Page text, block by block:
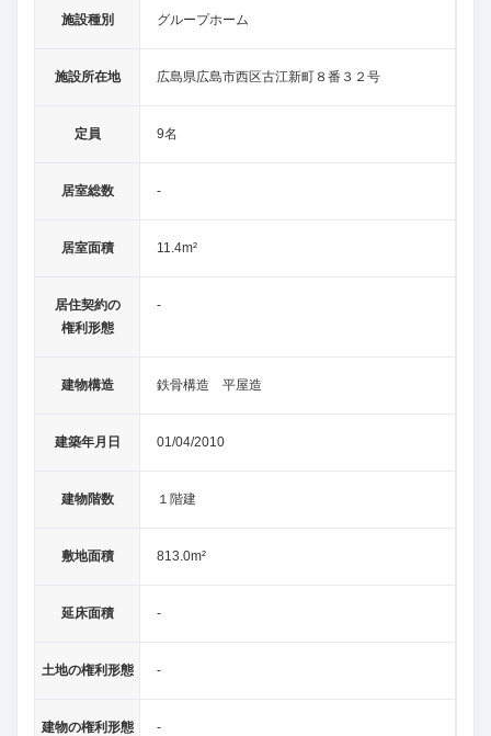
施設種別 グループホーム
施設所在地 広島県広島市西区古江新町８番３２号
定員 9名
居室総数 -
居室面積 11.4m²
居住契約の
権利形態
-
建物構造 鉄骨構造 平屋造
建築年月日 01/04/2010
建物階数 １階建
敷地面積 813.0m²
延床面積 -
土地の権利形態 -
建物の権利形態 -